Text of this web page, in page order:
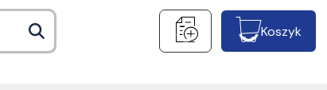
Koszyk